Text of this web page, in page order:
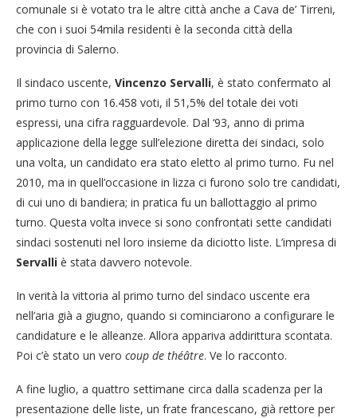
comunale si è votato tra le altre città anche a Cava de’ Tirreni,
che con i suoi 54mila residenti è la seconda città della
provincia di Salerno.
Il sindaco uscente, Vincenzo Servalli, è stato confermato al
primo turno con 16.458 voti, il 51,5% del totale dei voti
espressi, una cifra ragguardevole. Dal ‘93, anno di prima
applicazione della legge sull’elezione diretta dei sindaci, solo
una volta, un candidato era stato eletto al primo turno. Fu nel
2010, ma in quell’occasione in lizza ci furono solo tre candidati,
di cui uno di bandiera; in pratica fu un ballottaggio al primo
turno. Questa volta invece si sono confrontati sette candidati
sindaci sostenuti nel loro insieme da diciotto liste. L’impresa di
Servalli è stata davvero notevole.
In verità la vittoria al primo turno del sindaco uscente era
nell’aria già a giugno, quando si cominciarono a configurare le
candidature e le alleanze. Allora appariva addirittura scontata.
Poi c’è stato un vero coup de théâtre. Ve lo racconto.
A fine luglio, a quattro settimane circa dalla scadenza per la
presentazione delle liste, un frate francescano, già rettore per